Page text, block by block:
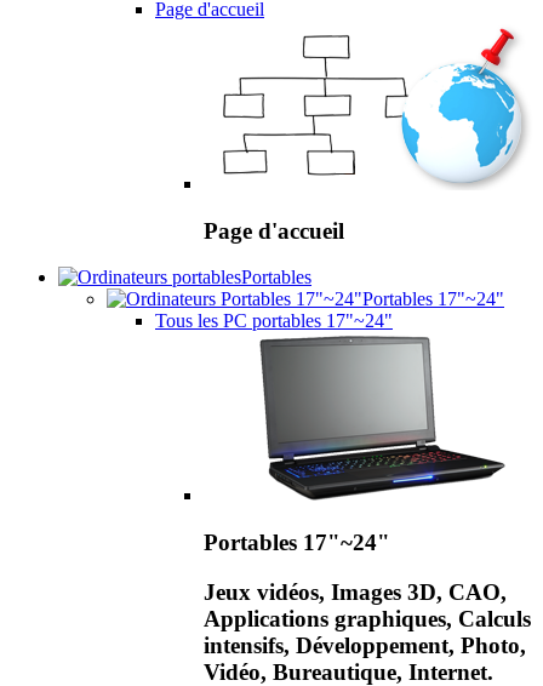
Page d'accueil
Page d'accueil
Portables
Portables 17"~24"
Tous les PC portables 17"~24"
Portables 17"~24"
Jeux vidéos, Images 3D, CAO,
Applications graphiques, Calculs
intensifs, Développement, Photo,
Vidéo, Bureautique, Internet.